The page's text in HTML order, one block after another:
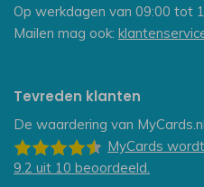
Op werkdagen van 09:00 tot
Mailen mag ook:
Tevreden klanten
De waardering van MyCards.nl
MyCards
9.2 uit 10 beoordeeld.